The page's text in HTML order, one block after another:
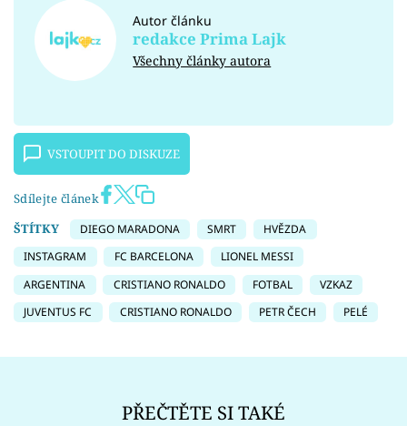
Autor článku
redakce Prima Lajk
Všechny články autora
VSTOUPIT DO DISKUZE
Sdílejte článek
ŠTÍTKY
DIEGO MARADONA SMRT
HVĚZDA
INSTAGRAM
FC BARCELONA
LIONEL MESSI
ARGENTINA
CRISTIANO RONALDO FOTBAL
VZKAZ
JUVENTUS FC
CRISTIANO RONALDO PETR ČECH PELÉ
PŘEČTĚTE SI TAKÉ